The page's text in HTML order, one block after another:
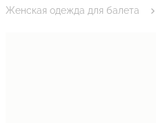
Женская одежда для балета